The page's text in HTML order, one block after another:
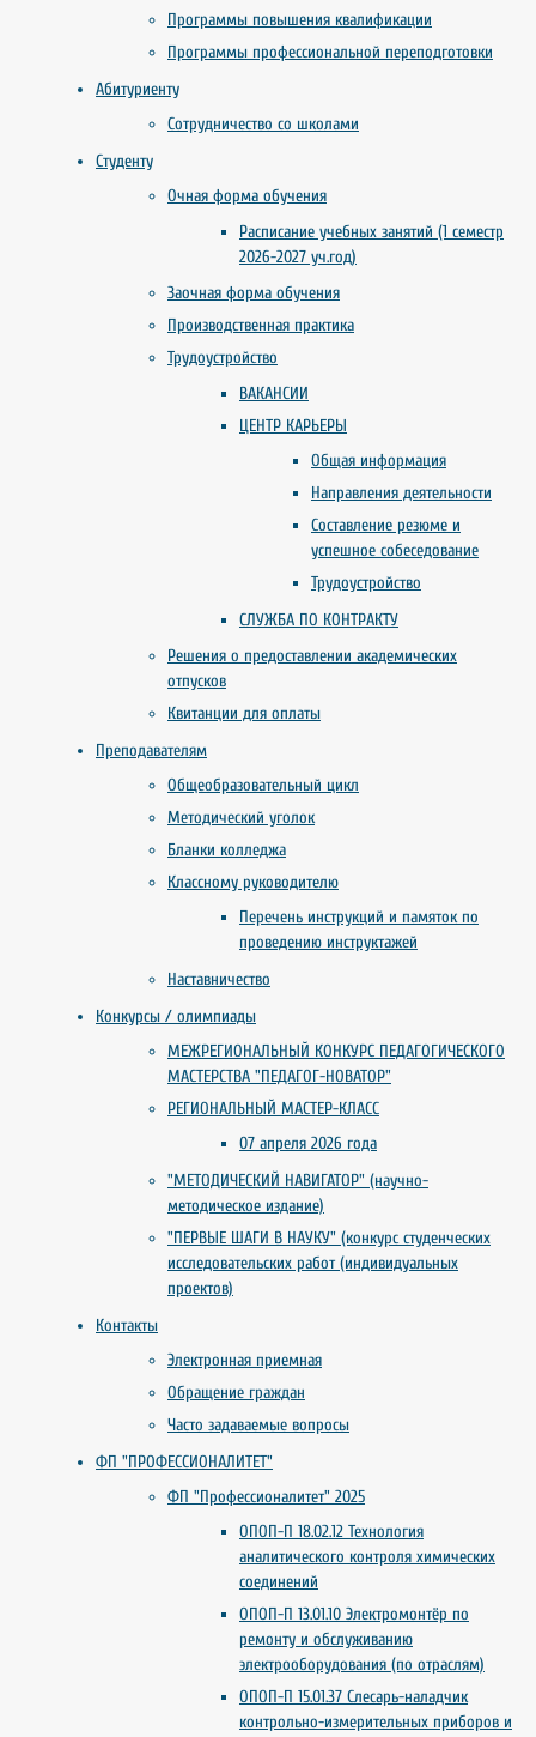
Программы повышения квалификации
Программы профессиональной переподготовки
Абитуриенту
Сотрудничество со школами
Студенту
Очная форма обучения
Расписание учебных занятий (1 семестр
2026-2027 уч.год)
Заочная форма обучения
Производственная практика
Трудоустройство
ВАКАНСИИ
ЦЕНТР КАРЬЕРЫ
Общая информация
Направления деятельности
Составление резюме и
успешное собеседование
Трудоустройство
СЛУЖБА ПО КОНТРАКТУ
Решения о предоставлении академических
отпусков
Квитанции для оплаты
Преподавателям
Общеобразовательный цикл
Методический уголок
Бланки колледжа
Классному руководителю
Перечень инструкций и памяток по
проведению инструктажей
Наставничество
Конкурсы / олимпиады
МЕЖРЕГИОНАЛЬНЫЙ КОНКУРС ПЕДАГОГИЧЕСКОГО
МАСТЕРСТВА "ПЕДАГОГ-НОВАТОР"
РЕГИОНАЛЬНЫЙ МАСТЕР-КЛАСС
07 апреля 2026 года
"МЕТОДИЧЕСКИЙ НАВИГАТОР" (научно-
методическое издание)
"ПЕРВЫЕ ШАГИ В НАУКУ" (конкурс студенческих
исследовательских работ (индивидуальных
проектов)
Контакты
Электронная приемная
Обращение граждан
Часто задаваемые вопросы
ФП "ПРОФЕССИОНАЛИТЕТ"
ФП "Профессионалитет" 2025
ОПОП-П 18.02.12 Технология
аналитического контроля химических
соединений
ОПОП-П 13.01.10 Электромонтёр по
ремонту и обслуживанию
электрооборудования (по отраслям)
ОПОП-П 15.01.37 Слесарь-наладчик
контрольно-измерительных приборов и